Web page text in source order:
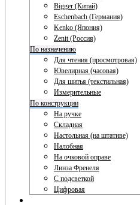
Bigger (Китай)
Eschenbach (Германия)
Kenko (Япония)
Zenit (Россия)
По назначению
Для чтения (просмотровая)
Ювелирная (часовая)
Для шитья (текстильная)
Измерительные
По конструкции
На ручке
Складная
Настольная (на штативе)
Налобная
На очковой оправе
Линза Френеля
С подсветкой
Цифровая